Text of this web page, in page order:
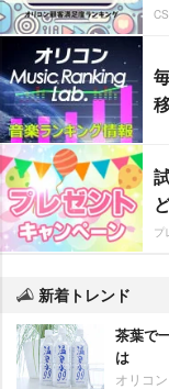
プ
新着トレンド
茶葉で
は
オリコ